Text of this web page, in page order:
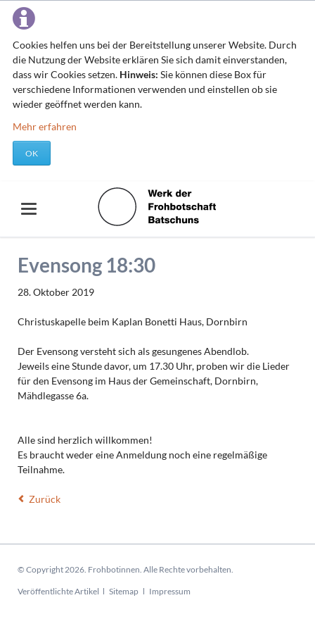
Cookies helfen uns bei der Bereitstellung unserer Website. Durch
die Nutzung der Website erklären Sie sich damit einverstanden,
dass wir Cookies setzen. Hinweis: Sie können diese Box für
verschiedene Informationen verwenden und einstellen ob sie
wieder geöffnet werden kann.
Mehr erfahren
OK
Evensong 18:30
28. Oktober 2019
Christuskapelle beim Kaplan Bonetti Haus, Dornbirn
Der Evensong versteht sich als gesungenes Abendlob.
Jeweils eine Stunde davor, um 17.30 Uhr, proben wir die Lieder
für den Evensong im Haus der Gemeinschaft, Dornbirn,
Mähdlegasse 6a.
Alle sind herzlich willkommen!
Es braucht weder eine Anmeldung noch eine regelmäßige
Teilnahme.
Zurück
© Copyright 2026. Frohbotinnen. Alle Rechte vorbehalten.
Navigation
Veröffentlichte Artikel Sitemap Impressum